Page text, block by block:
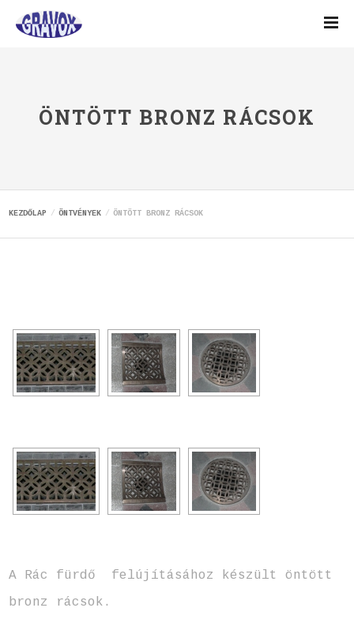
ÖNTÖTT BRONZ RÁCSOK
KEZDŐLAP ÖNTVÉNYEK ÖNTÖTT BRONZ RÁCSOK
A Rác fürdő felújításához készült öntött
bronz rácsok.